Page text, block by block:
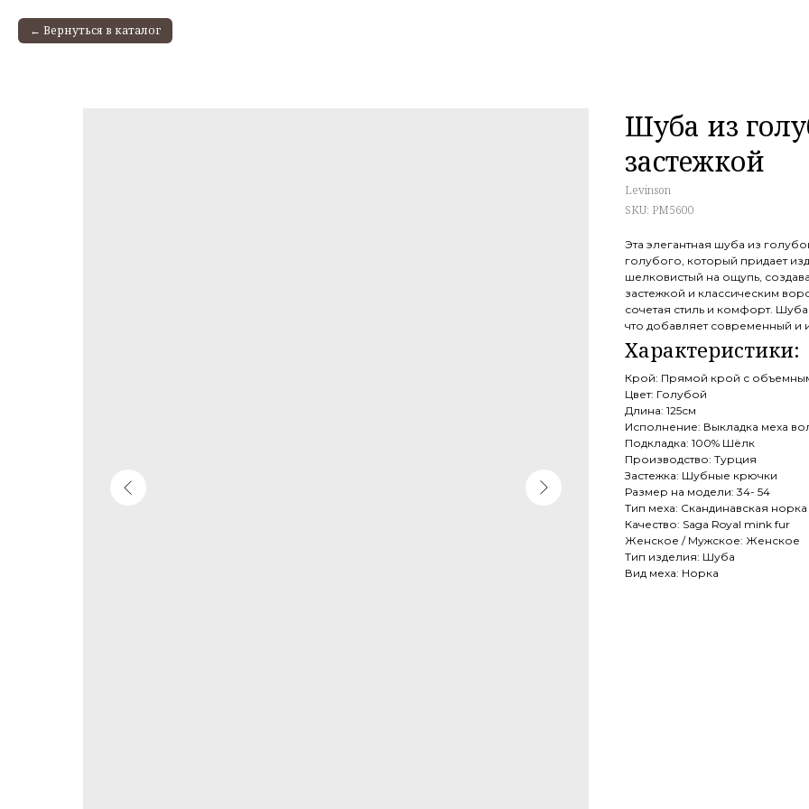
Вернуться в каталог
Шуба из
застежкой
Levinson
SKU: PM5600
Эта элегантная шуба из
голубого, который придает
шелковистый на ощупь,
застежкой и классическим
сочетая стиль и комфорт.
что добавляет современный и
Крой: Прямой крой с
Цвет: Голубой
Длина: 125см
Исполнение: Выкладка меха
Подкладка: 100% Шёлк
Производство: Турция
Застежка: Шубные крючки
Размер на модели: 34- 54
Тип меха: Скандинавская норка
Качество: Saga Royal mink fur
Женское / Мужское: Женское
Тип изделия: Шуба
Вид меха: Норка